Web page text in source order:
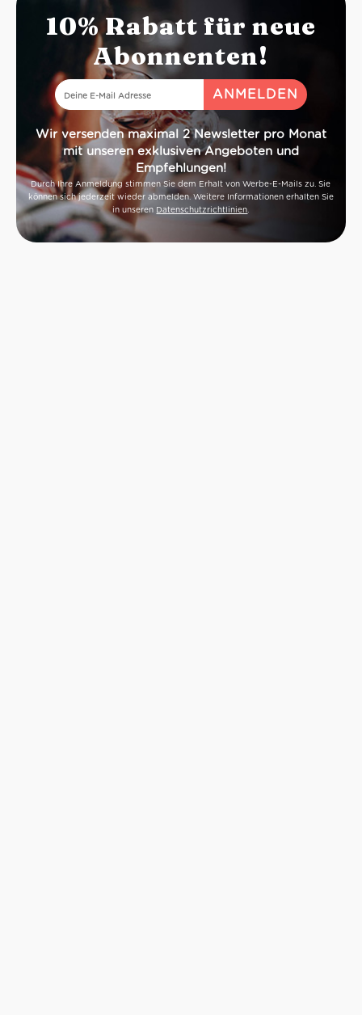
10% Rabatt für neue
Abonnenten!
Wir versenden maximal 2 Newsletter pro Monat
mit unseren exklusiven Angeboten und
Empfehlungen!
Durch Ihre Anmeldung stimmen Sie dem Erhalt von Werbe-E-Mails zu. Sie
können sich jederzeit wieder abmelden. Weitere Informationen erhalten Sie
in unseren Datenschutzrichtlinien.